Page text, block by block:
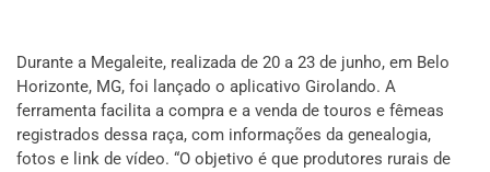
Durante a Megaleite, realizada de 20 a 23 de junho, em Belo
Horizonte, MG, foi lançado o aplicativo Girolando. A
ferramenta facilita a compra e a venda de touros e fêmeas
registrados dessa raça, com informações da genealogia,
fotos e link de vídeo. “O objetivo é que produtores rurais de